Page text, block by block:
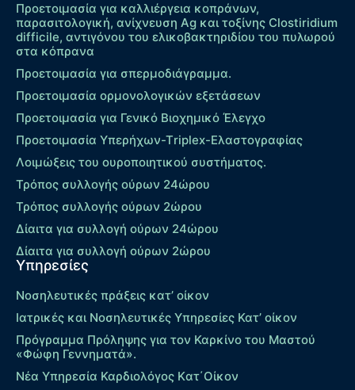
Προετοιμασία για καλλιέργεια κοπράνων,
παρασιτολογική, ανίχνευση Ag και τοξίνης Clostiridium
difficile, αντιγόνου του ελικοβακτηριδίου του πυλωρού
στα κόπρανα
Προετοιμασία για σπερμοδιάγραμμα.
Προετοιμασία ορμονολογικών εξετάσεων
Προετοιμασία για Γενικό Βιοχημικό Έλεγχο
Προετοιμασία Υπερήχων-Τriplex-Ελαστογραφίας
Λοιμώξεις του ουροποιητικού συστήματος.
Τρόπος συλλογής ούρων 24ώρου
Τρόπος συλλογής ούρων 2ώρου
Δίαιτα για συλλογή ούρων 24ώρου
Δίαιτα για συλλογή ούρων 2ώρου
Υπηρεσίες
Νοσηλευτικές πράξεις κατ’ οίκον
Ιατρικές και Νοσηλευτικές Υπηρεσίες Κατ’ οίκον
Πρόγραμμα Πρόληψης για τον Καρκίνο του Μαστού
«Φώφη Γεννηματά».
Νέα Υπηρεσία Καρδιολόγος Kατ΄Οίκον